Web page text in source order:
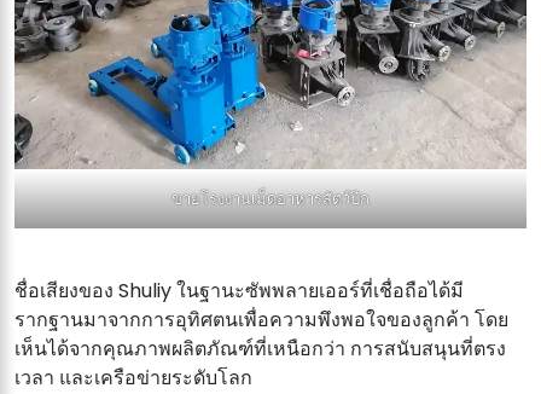
ขายโรงงานเม็ดอาหารสัตว์ปีก
ชื่อเสียงของ Shuliy ในฐานะซัพพลายเออร์ที่เชื่อถือได้มี
รากฐานมาจากการอุทิศตนเพื่อความพึงพอใจของลูกค้า โดย
เห็นได้จากคุณภาพผลิตภัณฑ์ที่เหนือกว่า การสนับสนุนที่ตรง
เวลา และเครือข่ายระดับโลก